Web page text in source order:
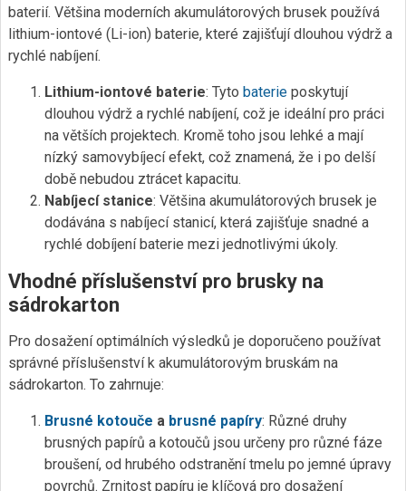
baterií. Většina moderních akumulátorových brusek používá
lithium-iontové (Li-ion) baterie, které zajišťují dlouhou výdrž a
rychlé nabíjení.
Lithium-iontové baterie: Tyto baterie poskytují
dlouhou výdrž a rychlé nabíjení, což je ideální pro práci
na větších projektech. Kromě toho jsou lehké a mají
nízký samovybíjecí efekt, což znamená, že i po delší
době nebudou ztrácet kapacitu.
Nabíjecí stanice: Většina akumulátorových brusek je
dodávána s nabíjecí stanicí, která zajišťuje snadné a
rychlé dobíjení baterie mezi jednotlivými úkoly.
Vhodné příslušenství pro brusky na
sádrokarton
Pro dosažení optimálních výsledků je doporučeno používat
správné příslušenství k akumulátorovým bruskám na
sádrokarton. To zahrnuje:
Brusné kotouče a brusné papíry: Různé druhy
brusných papírů a kotoučů jsou určeny pro různé fáze
broušení, od hrubého odstranění tmelu po jemné úpravy
povrchů. Zrnitost papíru je klíčová pro dosažení